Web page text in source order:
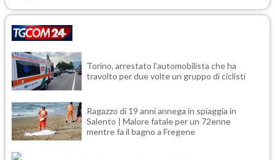
Torino, arrestato l'automobilista che ha
travolto per due volte un gruppo di ciclisti
Ragazzo di 19 anni annega in spiaggia in
Salento | Malore fatale per un 72enne
mentre fa il bagno a Fregene